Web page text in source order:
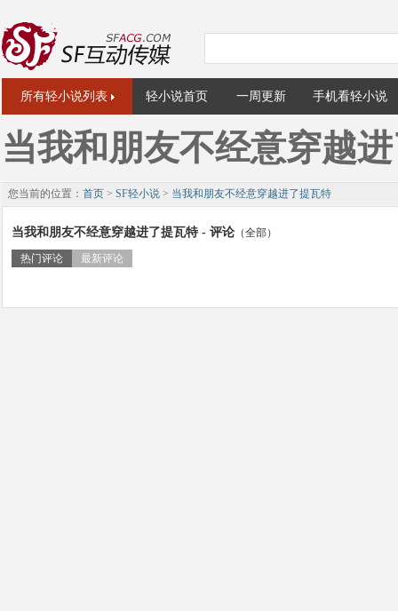
所有轻小说列表 轻小说首页 一周更新 手机看轻小说
当我和朋友不经意穿越
您当前的位置： 首页 > SF轻小说 > 当我和朋友不经意穿越进了提瓦特
当我和朋友不经意穿越进了提瓦特 - 评论 （全部）
热门评论 最新评论